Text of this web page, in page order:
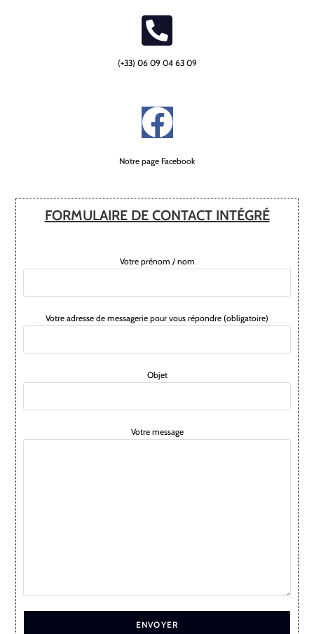
(+33) 06 09 04 63 09
Notre page Facebook
FORMULAIRE DE CONTACT INTÉGRÉ
Votre prénom / nom
Votre adresse de messagerie pour vous répondre (obligatoire)
Objet
Votre message